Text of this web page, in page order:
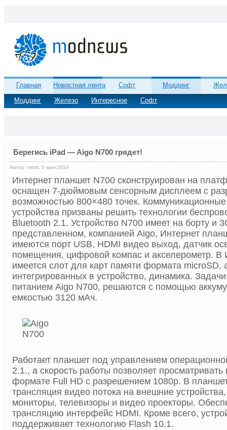
Главная
Новостная лента
Моддинг
Железо Интересное Софт
Софт Моддинг
Берегись iPad — Aigo N700 грядет!
Автор: mddr, 5 мая 2010
Интернет планшет N700 сконструирован на
оснащен 7-дюймовым сенсорным дисплеем с
возможностью 800×480 точек.
устройства призваны решить технологии
Bluetooth 2.1. Устройство N700 имеет на борту и
представленном, компанией Aigo, Интернет
имеются порт USB, HDMI видео выход, датчик
помещения, цифровой компас и акселерометр. В
имеется слот для карт памяти формата microSD,
интегрированных в устройство, динамика.
питанием Aigo N700, решаются с помощью
емкостью 3120 мАч.
Работает планшет под управлением
2.1., а скорость работы позволяет
формате Full HD с разрешением 1080p. В
трансляция видео потока на внешние устройства,
мониторы, телевизоры и видео проекторы.
трансляцию интерфейс HDMI. Кроме всего,
поддерживает технологию Flash 10.1.